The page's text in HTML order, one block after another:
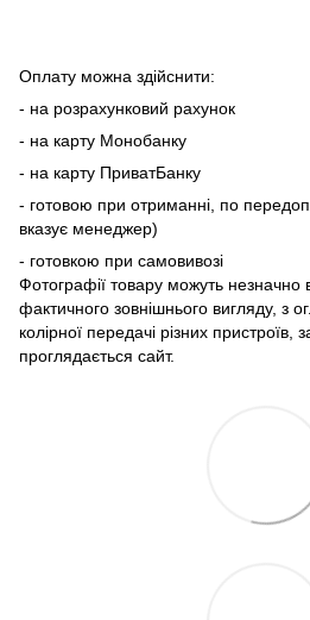
Оплату можна здійснити:
- на розрахунковий рахунок
- на карту Монобанку
- на карту ПриватБанку
- готовою при отриманні, по
вказує менеджер)
- готовкою при самовивозі
Фотографії товару можуть незначно
фактичного зовнішнього вигляду, з
колірної передачі різних
проглядається сайт.